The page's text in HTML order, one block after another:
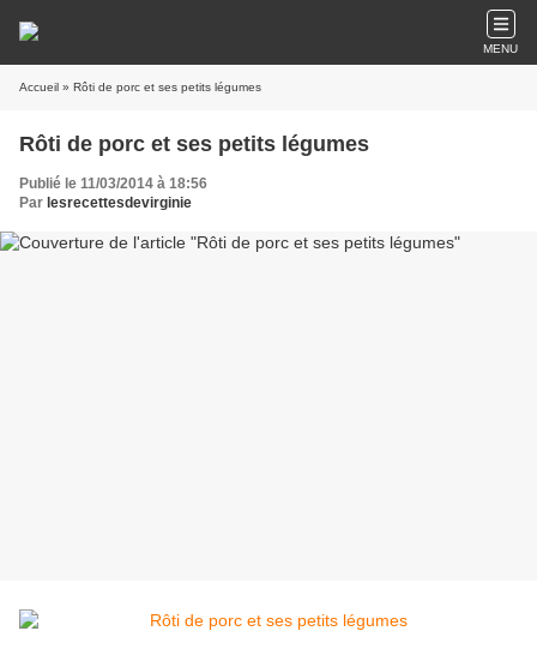
MENU
Accueil » Rôti de porc et ses petits légumes
Rôti de porc et ses petits légumes
Publié le 11/03/2014 à 18:56
Par lesrecettesdevirginie